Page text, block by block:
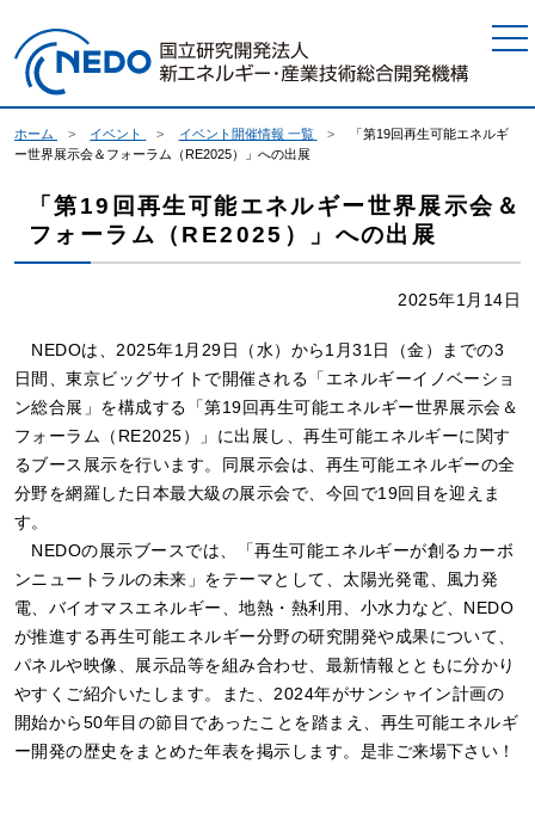
ホーム イベント イベント開催情報 一覧
「第19回再生可能エネルギ
ー世界展示会＆フォーラム（RE2025）」への出展
「第19回再生可能エネルギー世界展示会＆
フォーラム（RE2025）」への出展
2025年1月14日
NEDOは、2025年1月29日（水）から1月31日（金）までの3
日間、東京ビッグサイトで開催される「エネルギーイノベーショ
ン総合展」を構成する「第19回再生可能エネルギー世界展示会＆
フォーラム（RE2025）」に出展し、再生可能エネルギーに関す
るブース展示を行います。同展示会は、再生可能エネルギーの全
分野を網羅した日本最大級の展示会で、今回で19回目を迎えま
す。
NEDOの展示ブースでは、「再生可能エネルギーが創るカーボ
ンニュートラルの未来」をテーマとして、太陽光発電、風力発
電、バイオマスエネルギー、地熱・熱利用、小水力など、NEDO
が推進する再生可能エネルギー分野の研究開発や成果について、
パネルや映像、展示品等を組み合わせ、最新情報とともに分かり
やすくご紹介いたします。また、2024年がサンシャイン計画の
開始から50年目の節目であったことを踏まえ、再生可能エネルギ
ー開発の歴史をまとめた年表を掲示します。是非ご来場下さい！